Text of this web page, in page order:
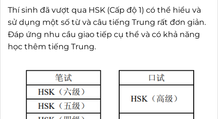
Thí sinh đã vượt qua HSK (Cấp độ 1) có thể hiểu và
sử dụng một số từ và câu tiếng Trung rất đơn giản.
Đáp ứng nhu cầu giao tiếp cụ thể và có khả năng
học thêm tiếng Trung.